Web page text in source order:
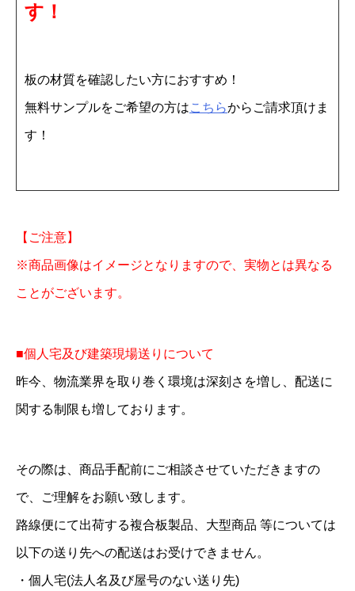
枚
す！
板の材質を確認したい方におすすめ！
無料サンプルをご希望の方はこちらからご請求頂けま
す！
【ご注意】
※商品画像はイメージとなりますので、実物とは異なる
ことがございます。
■個人宅及び建築現場送りについて
昨今、物流業界を取り巻く環境は深刻さを増し、配送に
関する制限も増しております。
その際は、商品手配前にご相談させていただきますの
で、ご理解をお願い致します。
路線便にて出荷する複合板製品、大型商品 等については
以下の送り先への配送はお受けできません。
・個人宅(法人名及び屋号のない送り先)